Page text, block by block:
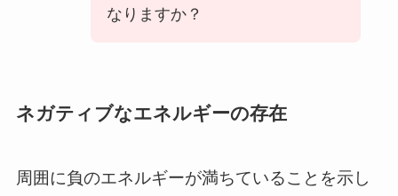
なりますか？
ネガティブなエネルギーの存在
周囲に負のエネルギーが満ちていることを示し